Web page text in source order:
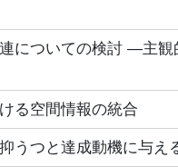
についての検討 ―主観
る空間情報の統合
うつと達成動機に与え